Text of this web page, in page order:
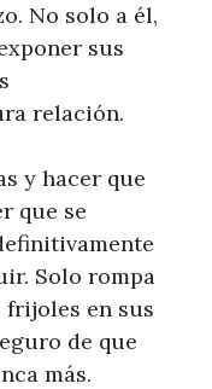
No solo a él,
sus
relación.
y hacer que
que se
Solo rompa
frijoles en sus
de que
más.